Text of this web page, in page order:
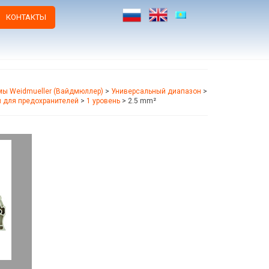
КОНТАКТЫ
Weidmueller (Вайдмюллер) > Универсальный диапазон >
предохранителей > 1 уровень > 2.5 mm²